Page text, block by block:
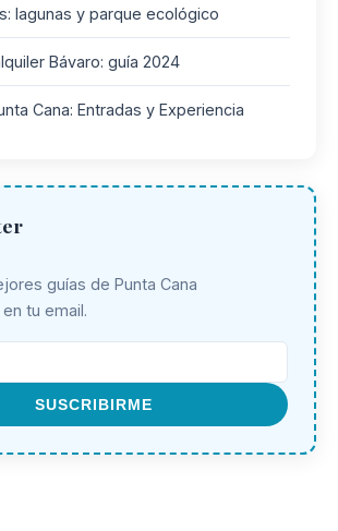
lagunas y parque ecológico
Bávaro: guía 2024
Cana: Entradas y Experiencia
guías de Punta Cana
tu email.
SUSCRIBIRME